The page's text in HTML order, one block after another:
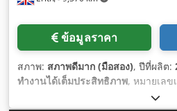
ข้อมูลราคา
สภาพ: สภาพดีมาก (มือสอง), ปีที่ผลิต:
ทำงานได้เต็มประสิทธิภาพ, หมายเลข